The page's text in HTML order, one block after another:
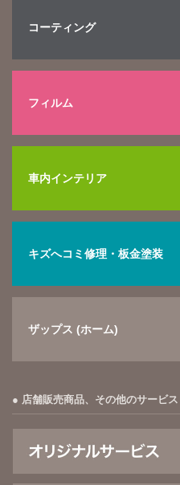
コーティング
フィルム
車内インテリア
キズへコミ修理・板金塗装
ザップス (ホーム)
店舗販売商品、その他のサービス